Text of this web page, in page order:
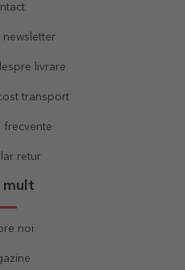
livrare
transport
frecvente
retur
mult
noi